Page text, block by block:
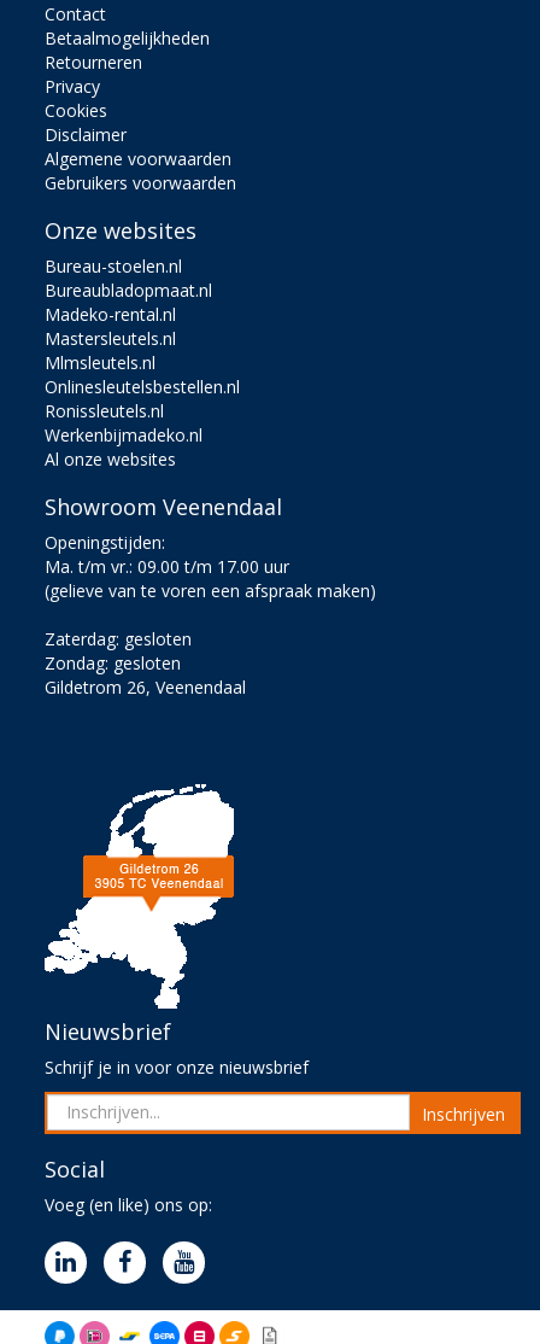
Contact
Betaalmogelijkheden
Retourneren
Privacy
Cookies
Disclaimer
Algemene voorwaarden
Gebruikers voorwaarden
Onze websites
Bureau-stoelen.nl
Bureaubladopmaat.nl
Madeko-rental.nl
Mastersleutels.nl
Mlmsleutels.nl
Onlinesleutelsbestellen.nl
Ronissleutels.nl
Werkenbijmadeko.nl
Al onze websites
Showroom Veenendaal
Openingstijden:
Ma. t/m vr.: 09.00 t/m 17.00 uur
(gelieve van te voren een afspraak maken)
Zaterdag: gesloten
Zondag: gesloten
Gildetrom 26, Veenendaal
Nieuwsbrief
Schrijf je in voor onze nieuwsbrief
Inschrijven
Social
Voeg (en like) ons op: